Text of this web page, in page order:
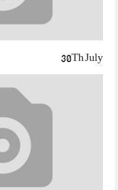
30Th July